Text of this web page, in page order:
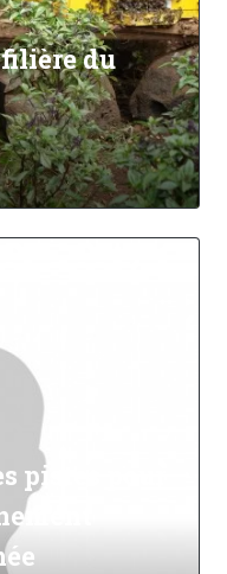
du
pistes pour